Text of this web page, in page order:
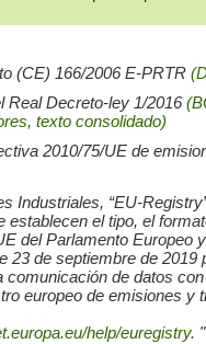
(CE) 166/2006 E-PRTR
Real Decreto-ley 1/2016
texto consolidado)
2010/75/UE de
Industriales, “EU-
establecen el tipo, el
del Parlamento
23 de septiembre de
de datos
europeo de emisiones
help/euregistry. "